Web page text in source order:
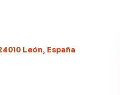
León, España